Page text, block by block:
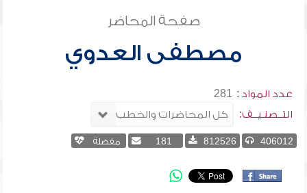
صفحة المحاضر
مصطفى العدوي
عدد المواد : 281
التــصنـيــف:
406012
812526
181 مفضلة